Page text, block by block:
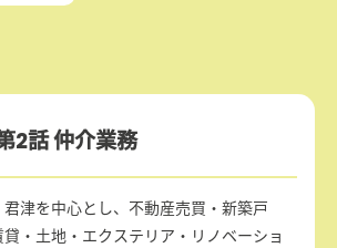
2話 仲介業務
津を中心とし、不動産売買・新築戸
・土地・エクステリア・リノベーショ